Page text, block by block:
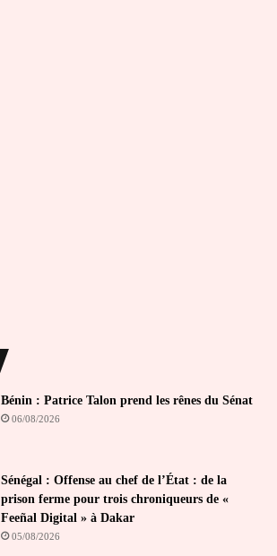
Bénin : Patrice Talon prend les rênes du Sénat
06/08/2026
Sénégal : Offense au chef de l’État : de la
prison ferme pour trois chroniqueurs de «
Feeñal Digital » à Dakar
05/08/2026